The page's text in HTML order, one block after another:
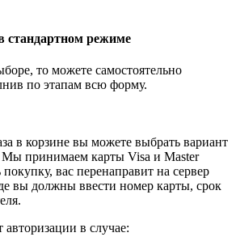
стандартном режиме
то можете самостоятельно
по этапам всю форму.
в корзине вы можете выбрать вариант
Мы принимаем карты Visa и Master
вас перенаправит на сервер
вы должны ввести номер карты, срок
авторизации в случае: